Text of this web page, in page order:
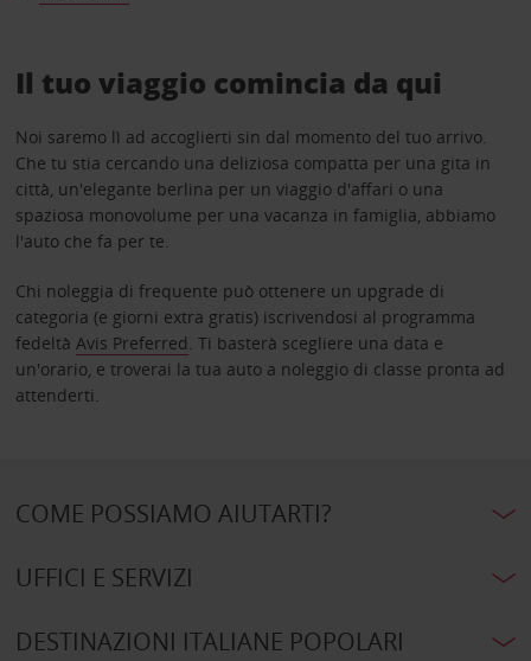
Il tuo viaggio comincia da qui
Noi saremo lì ad accoglierti sin dal momento del tuo arrivo.
Che tu stia cercando una deliziosa compatta per una gita in
città, un'elegante berlina per un viaggio d'affari o una
spaziosa monovolume per una vacanza in famiglia, abbiamo
l'auto che fa per te.
Chi noleggia di frequente può ottenere un upgrade di
categoria (e giorni extra gratis) iscrivendosi al programma
fedeltà Avis Preferred. Ti basterà scegliere una data e
un'orario, e troverai la tua auto a noleggio di classe pronta ad
attenderti.
COME POSSIAMO AIUTARTI?
UFFICI E SERVIZI
DESTINAZIONI ITALIANE POPOLARI